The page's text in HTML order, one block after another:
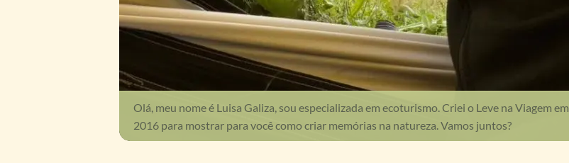
Olá, meu nome é Luisa Galiza, sou especializada em ecoturismo. Criei o Leve na Viagem em
2016 para mostrar para você como criar memórias na natureza. Vamos juntos?